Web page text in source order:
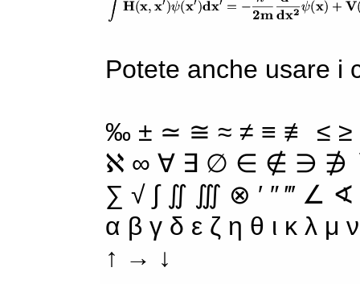
Potete anche usare i
‰ ± ≃ ≅ ≈ ≠ ≡ ≢ ≤
ℵ ∞ ∀ ∃ ∅ ∈ ∉ ∋ ∌
∑ √ ∫ ∬ ∭ ⊗ ′ ″ ‴ ∠
α β γ δ ε ζ η θ ι κ λ
↑ → ↓